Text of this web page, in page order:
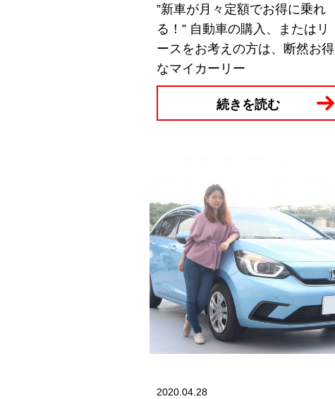
”新車が月々定額でお得に乗れ
る！” 自動車の購入、またはリ
ースをお考えの方は、断然お得
なマイカーリー
続きを読む
2020.04.28